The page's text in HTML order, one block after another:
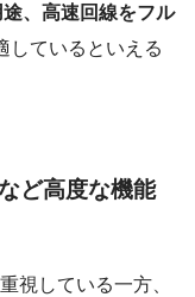
、高速回線をフル
しているといえる
ど高度な機能
視している一方、